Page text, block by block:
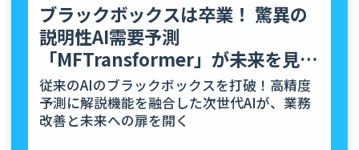
ブラックボックスは卒業！ 驚異の
説明性AI需要予測
「MFTransformer」が未来を見通
す—解説力で業務革新
従来のAIのブラックボックスを打破！高精度
予測に解説機能を融合した次世代AIが、業務
改善と未来への扉を開く